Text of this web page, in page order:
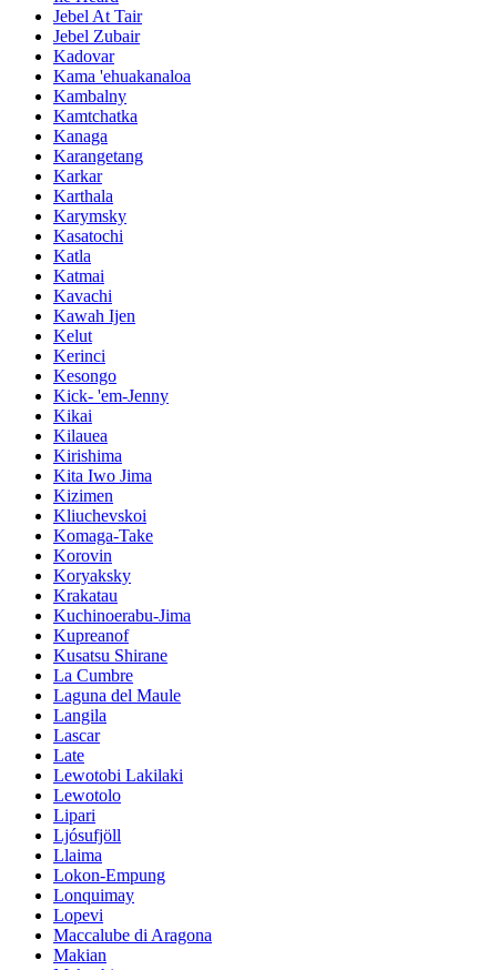
Jebel At Tair
Jebel Zubair
Kadovar
Kama 'ehuakanaloa
Kambalny
Kamtchatka
Kanaga
Karangetang
Karkar
Karthala
Karymsky
Kasatochi
Katla
Katmai
Kavachi
Kawah Ijen
Kelut
Kerinci
Kesongo
Kick- 'em-Jenny
Kikai
Kilauea
Kirishima
Kita Iwo Jima
Kizimen
Kliuchevskoi
Komaga-Take
Korovin
Koryaksky
Krakatau
Kuchinoerabu-Jima
Kupreanof
Kusatsu Shirane
La Cumbre
Laguna del Maule
Langila
Lascar
Late
Lewotobi Lakilaki
Lewotolo
Lipari
Ljósufjöll
Llaima
Lokon-Empung
Lonquimay
Lopevi
Maccalube di Aragona
Makian